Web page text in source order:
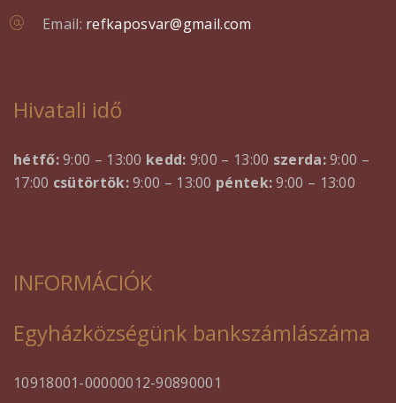
Email: refkaposvar@gmail.com
Hivatali idő
hétfő:9:00 – 13:00 kedd: 9:00 – 13:00 szerda:9:00 –
17:00 csütörtök:9:00 – 13:00 péntek:9:00 – 13:00
INFORMÁCIÓK
Egyházközségünk bankszámlászáma
10918001-00000012-90890001